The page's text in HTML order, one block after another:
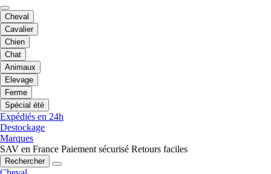
Cheval
Cavalier
Chien
Chat
Animaux
Elevage
Ferme
Spécial été
Expédiés en 24h
Destockage
Marques
SAV en France Paiement sécurisé Retours faciles
Rechercher